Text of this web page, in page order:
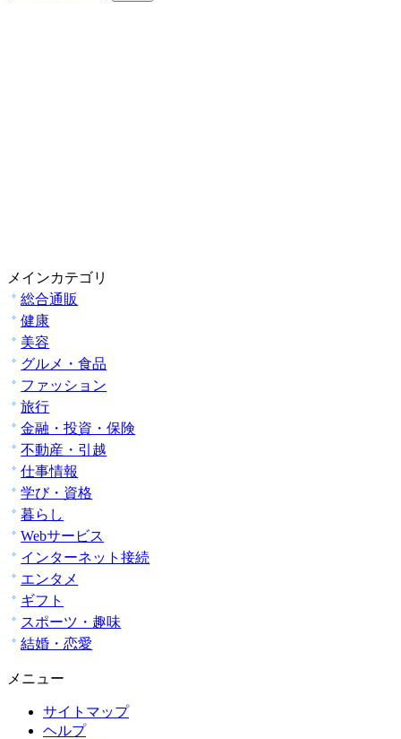
メインカテゴリ
総合通販
健康
美容
グルメ・食品
ファッション
旅行
金融・投資・保険
不動産・引越
仕事情報
学び・資格
暮らし
Webサービス
インターネット接続
エンタメ
ギフト
スポーツ・趣味
結婚・恋愛
メニュー
サイトマップ
ヘルプ